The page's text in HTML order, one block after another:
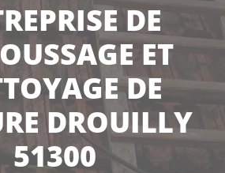
DE
ET
DE
DROUILLY
51300